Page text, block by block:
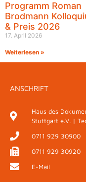
Programm Roman
Brodmann
& Preis 2026
17. April 2026
Weiterlesen »
ANSCHRIFT
Haus des
Stuttgart e.V. |
0711 929 30900
0711 929 30920
E-Mail